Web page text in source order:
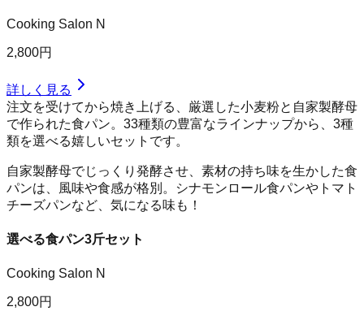
Cooking Salon N
2,800円
詳しく見る
注文を受けてから焼き上げる、厳選した小麦粉と自家製酵母
で作られた食パン。33種類の豊富なラインナップから、3種
類を選べる嬉しいセットです。
自家製酵母でじっくり発酵させ、素材の持ち味を生かした食
パンは、風味や食感が格別。シナモンロール食パンやトマト
チーズパンなど、気になる味も！
選べる食パン3斤セット
Cooking Salon N
2,800円